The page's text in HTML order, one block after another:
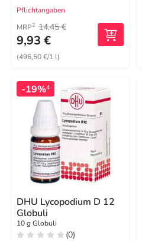
Pflichtangaben
MRP2 14,45 €
9,93 €
(496,50 €/1 l)
-19%4
DHU Lycopodium D 12
Globuli
10 g Globuli
(0)